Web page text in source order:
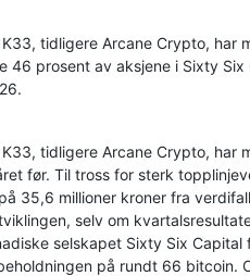
tidligere Arcane Crypto, har
46 prosent av aksjene i Sixty
tidligere Arcane Crypto, har
før. Til tross for sterk
35,6 millioner kroner fra
selv om
selskapet Sixty Six
på rundt 66 bitcoin.